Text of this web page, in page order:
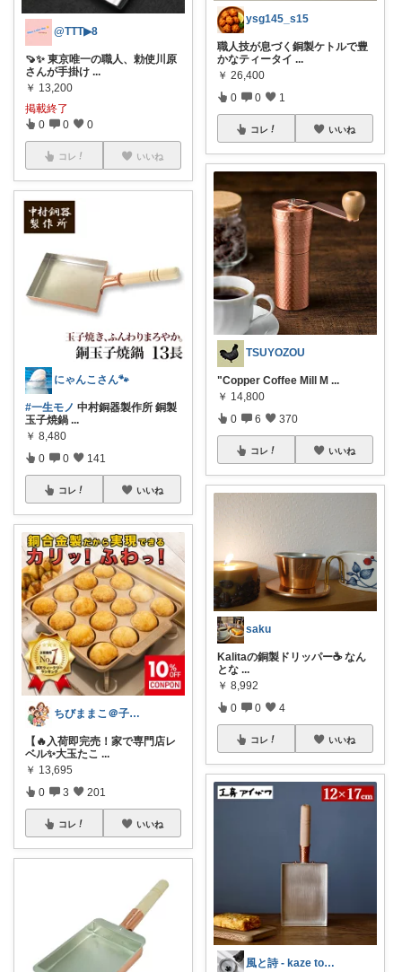
@TTT▶︎8
🍠✨ 東京唯一の職人、勅使川原
さんが手掛け ...
￥ 13,200
掲載終了
0 0 0
コレ いいね
にゃんこさん🐾
#一生モノ 中村銅器製作所 銅製
玉子焼鍋 ...
￥ 8,480
0 0 141
コレ いいね
ちびままこ＠子供4人/日常を豊かに❤️
【🔥入荷即完売！家で専門店レ
ベル✨大玉たこ ...
￥ 13,695
0 3 201
コレ いいね
ysg145_s15
職人技が息づく銅製ケトルで豊
かなティータイ ...
￥ 26,400
0 0 1
コレ いいね
TSUYOZOU
"Copper Coffee Mill M ...
￥ 14,800
0 6 370
コレ いいね
saku
Kalitaの銅製ドリッパー☕️ なん
とな ...
￥ 8,992
0 0 4
コレ いいね
風と詩 - kaze to uta -